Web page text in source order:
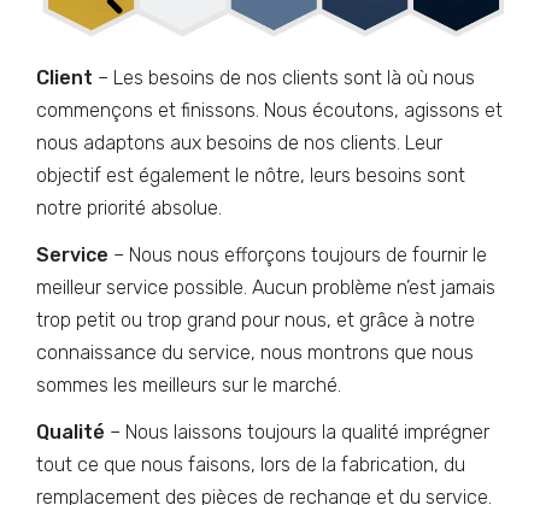
Client – Les besoins de nos clients sont là où nous
commençons et finissons. Nous écoutons, agissons et
nous adaptons aux besoins de nos clients. Leur
objectif est également le nôtre, leurs besoins sont
notre priorité absolue.
Service – Nous nous efforçons toujours de fournir le
meilleur service possible. Aucun problème n’est jamais
trop petit ou trop grand pour nous, et grâce à notre
connaissance du service, nous montrons que nous
sommes les meilleurs sur le marché.
Qualité – Nous laissons toujours la qualité imprégner
tout ce que nous faisons, lors de la fabrication, du
remplacement des pièces de rechange et du service.